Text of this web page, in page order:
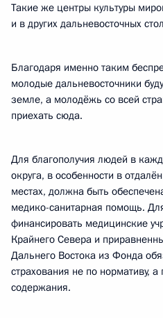
Такие же центры культуры
и в других дальневосточных
Благодаря именно таким
молодые дальневосточники
земле, а молодёжь со всей
приехать сюда.
Для благополучия людей в
округа, в особенности в
местах, должна быть
медико-санитарная помощь.
финансировать медицинские
Крайнего Севера и
Дальнего Востока из Фонда
страхования не по нормативу,
содержания.